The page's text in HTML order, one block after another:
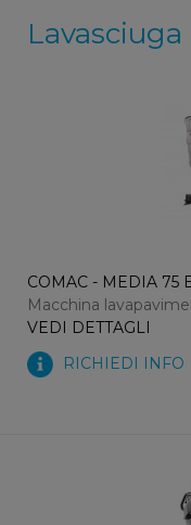
COMAC - MEDIA 75
Macchina
VEDI DETTAGLI
RICHIEDI INFO